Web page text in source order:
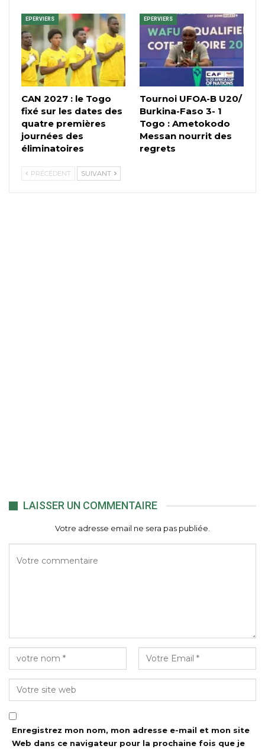
EPERVIERS
CAN 2027 : le Togo
fixé sur les dates des
quatre premières
journées des
éliminatoires
EPERVIERS
Tournoi UFOA-B U20/
Burkina-Faso 3- 1
Togo : Ametokodo
Messan nourrit des
regrets
PRÉCÉDENT SUIVANT
LAISSER UN COMMENTAIRE
Votre adresse email ne sera pas publiée.
Enregistrez mon nom, mon adresse e-mail et mon site
Web dans ce navigateur pour la prochaine fois que je